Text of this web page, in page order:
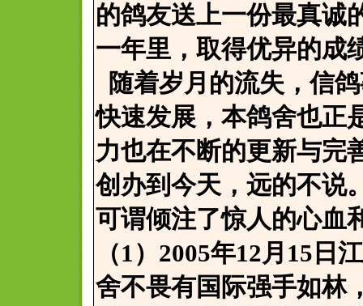
的鸽友送上一份最真诚
一年里，取得优异的成
随着岁月的流失，信
快速发展，本鸽舍也正
力也在不断的更新与完
创办到今天，远的不说
可谓倾注了惊人的心血
（1）2005年12月15日
舍不畏有国际强手如林